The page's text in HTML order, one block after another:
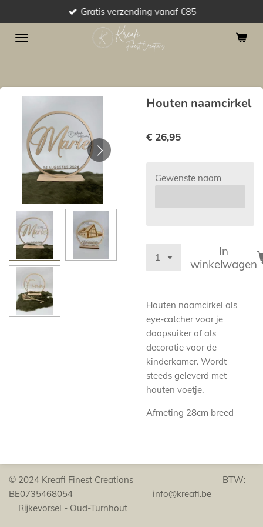
direct
naar
Gratis verzending vanaf €85
Houten naamcirkel
€ 26,95
Gewenste naam
In
winkelwagen
Houten naamcirkel als
eye-catcher voor je
doopsuiker of als
decoratie voor de
kinderkamer. Wordt
steeds geleverd met
houten voetje.
Afmeting 28cm breed
© 2024 Kreafi Finest Creations BTW:
BE0735468054 info@kreafi.be
Rijkevorsel - Oud-Turnhout